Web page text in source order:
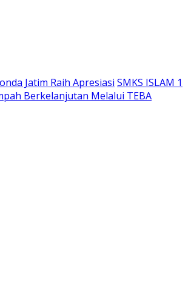
Jatim Raih Apresiasi SMKS ISLAM 1
Berkelanjutan Melalui TEBA